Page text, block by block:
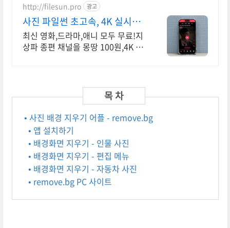
http://filesun.pro 광고
사진 파일썬 초고속, 4K 실시간
보기!
최신 영화,드라마,애니 모두 무료!지
상파 종편 채널을 몽땅 100원,4K 스
• 사진 배경 지우기 어플 - remove.bg
• 앱 설치하기
• 배경화면 지우기 - 인물 사진
• 배경화면 지우기 - 편집 메뉴
• 배경화면 지우기 - 자동차 사진
• remove.bg PC 사이트